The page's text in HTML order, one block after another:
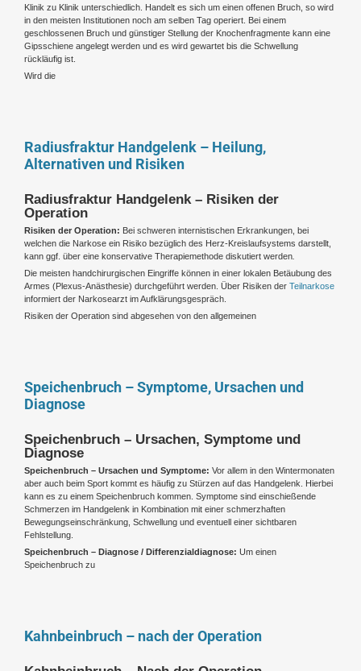
Klinik zu Klinik unterschiedlich. Handelt es sich um einen offenen Bruch, so wird
in den meisten Institutionen noch am selben Tag operiert. Bei einem
geschlossenen Bruch und günstiger Stellung der Knochenfragmente kann eine
Gipsschiene angelegt werden und es wird gewartet bis die Schwellung
rückläufig ist.
Wird die
Radiusfraktur Handgelenk – Heilung,
Alternativen und Risiken
Radiusfraktur Handgelenk – Risiken der
Operation
Risiken der Operation: Bei schweren internistischen Erkrankungen, bei
welchen die Narkose ein Risiko bezüglich des Herz-Kreislaufsystems darstellt,
kann ggf. über eine konservative Therapiemethode diskutiert werden
Die meisten handchirurgischen Eingriffe können in einer lokalen Betäubung des
Armes (Plexus-Anästhesie) durchgeführt werden. Über Risiken der Teilnarkose
informiert der Narkosearzt im Aufklärungsgespräch.
Risiken der Operation sind abgesehen von den allgemeinen
Speichenbruch – Symptome, Ursachen und
Diagnose
Speichenbruch – Ursachen, Symptome und
Diagnose
Speichenbruch – Ursachen und Symptome: Vor allem in den Wintermonaten
aber auch beim Sport kommt es häufig zu Stürzen auf das Handgelenk. Hierbei
kann es zu einem Speichenbruch kommen. Symptome sind einschießende
Schmerzen im Handgelenk in Kombination mit einer schmerzhaften
Bewegungseinschränkung, Schwellung und eventuell einer sichtbaren
Fehlstellung.
Speichenbruch – Diagnose / Differenzialdiagnose: Um einen
Speichenbruch zu
Kahnbeinbruch – nach der Operation